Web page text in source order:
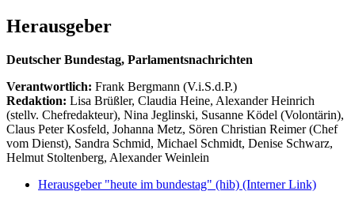
Herausgeber
Deutscher Bundestag, Parlamentsnachrichten
Verantwortlich: Frank Bergmann (V.i.S.d.P.)
Redaktion: Lisa Brüßler, Claudia Heine, Alexander Heinrich
(stellv. Chefredakteur), Nina Jeglinski, Susanne Ködel (Volontärin),
Claus Peter Kosfeld, Johanna Metz, Sören Christian Reimer (Chef
vom Dienst), Sandra Schmid, Michael Schmidt, Denise Schwarz,
Helmut Stoltenberg, Alexander Weinlein
Herausgeber "heute im bundestag" (hib) (Interner Link)